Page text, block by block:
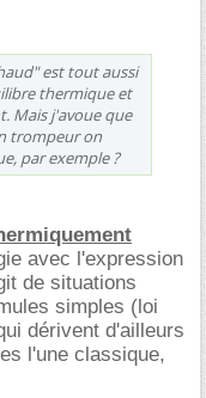
est tout aussi
thermique et
Mais j'avoue que
trompeur on
par exemple ?
avec l'expression
de situations
simples (loi
dérivent d'ailleurs
l'une classique,